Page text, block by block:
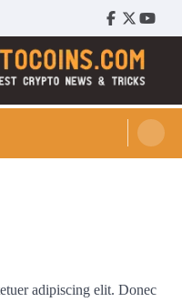
Facebook
Twitter
adipiscing elit. Donec